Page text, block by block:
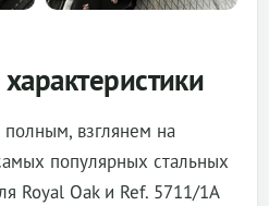
взглянем на
популярных стальных
Royal Oak и Ref. 5711/1A